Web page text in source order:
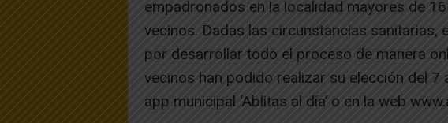
empadronados en la localidad mayores de
vecinos. Dadas las circunstancias sanitarias,
por desarrollar todo el proceso de manera
vecinos han podido realizar su elección del 7
app municipal ‘Ablitas al día’ o en la web